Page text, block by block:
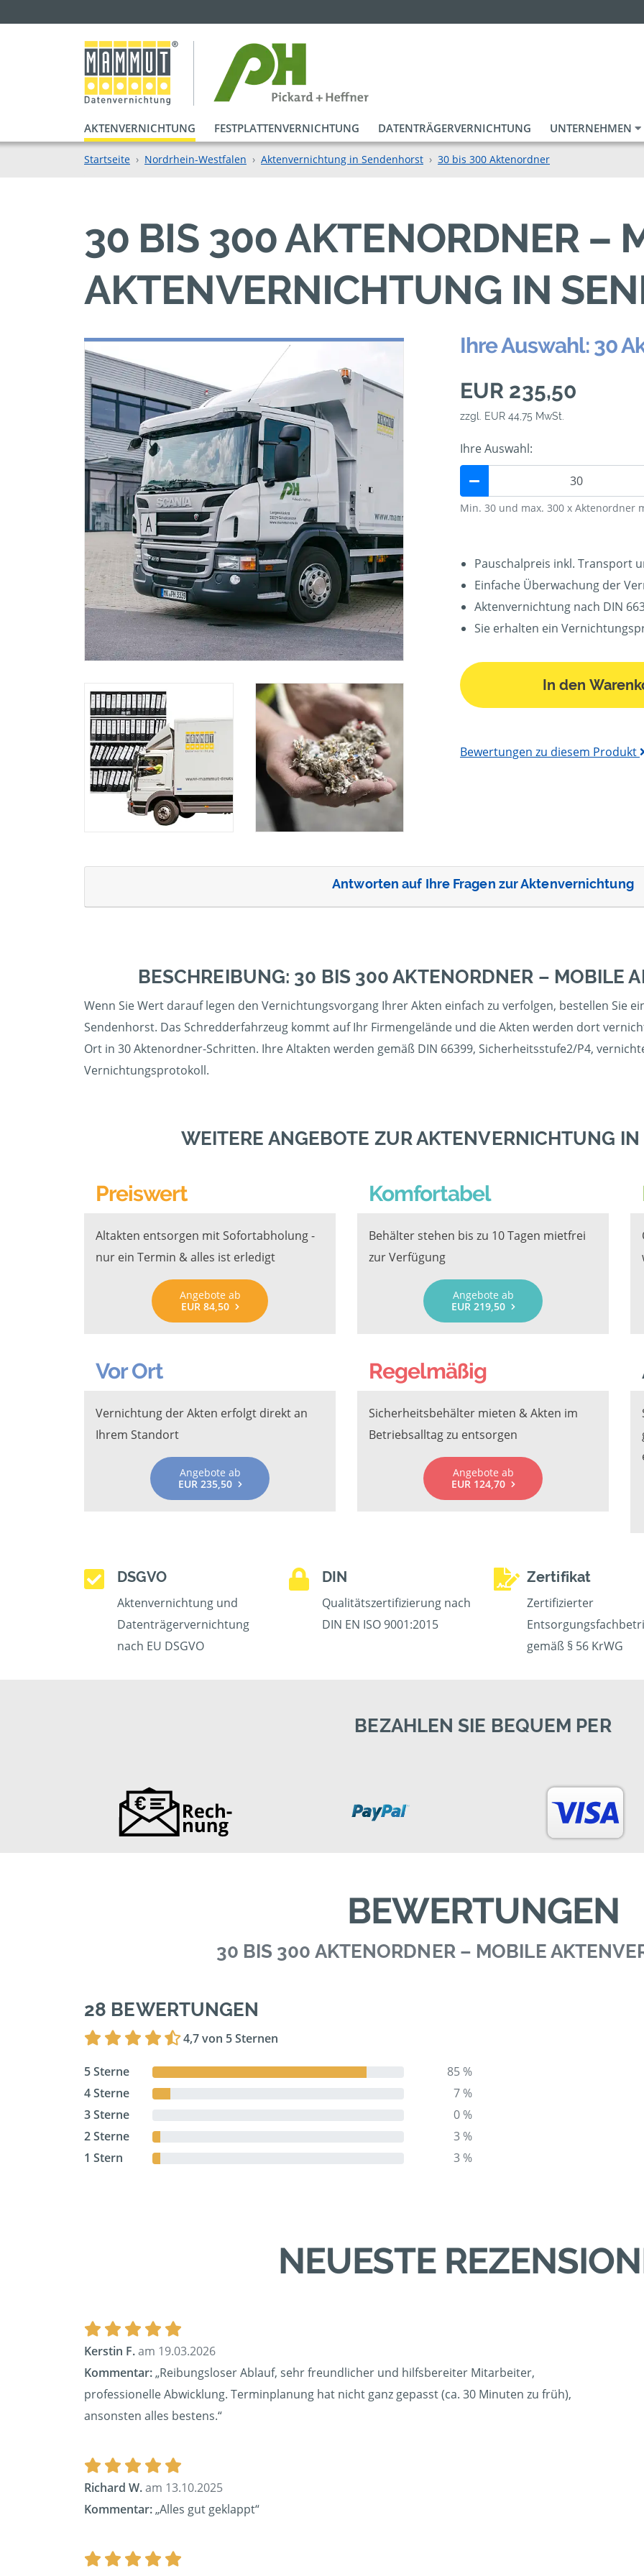
AKTENVERNICHTUNG FESTPLATTENVERNICHTUNG DATENTRÄGERVERNICHTUNG UNTERNEHMEN
Startseite Nordrhein-Westfalen Aktenvernichtung in Sendenhorst 30 bis 300 Aktenordner
30 BIS 300 AKTENORDNER –
AKTENVERNICHTUNG IN
Ihre Auswahl: 30
EUR 235,50
zzgl. EUR 44,75 MwSt.
Ihre Auswahl:
Min. 30 und max. 300 x Aktenordner
Pauschalpreis inkl. Transport
Einfache Überwachung der
Aktenvernichtung nach DIN
Sie erhalten ein
In den
Bewertungen zu diesem Produkt
Antworten auf Ihre Fragen zur Aktenvernichtung
BESCHREIBUNG: 30 BIS 300 AKTENORDNER – MOBILE
Wenn Sie Wert darauf legen den Vernichtungsvorgang Ihrer Akten einfach zu verfolgen, bestellen Sie
Sendenhorst. Das Schredderfahrzeug kommt auf Ihr Firmengelände und die Akten werden dort
Ort in 30 Aktenordner-Schritten. Ihre Altakten werden gemäß DIN 66399, Sicherheitsstufe2/P4,
Vernichtungsprotokoll.
WEITERE ANGEBOTE ZUR AKTENVERNICHTUNG
Preiswert
Altakten entsorgen mit Sofortabholung -
nur ein Termin & alles ist erledigt
Angebote ab
EUR 84,50
Komfortabel
Behälter stehen bis zu 10 Tagen mietfrei
zur Verfügung
Angebote ab
EUR 219,50
Vor Ort
Vernichtung der Akten erfolgt direkt an
Ihrem Standort
Angebote ab
EUR 235,50
Regelmäßig
Sicherheitsbehälter mieten & Akten im
Betriebsalltag zu entsorgen
Angebote ab
EUR 124,70
DSGVO
Aktenvernichtung und
Datenträgervernichtung
nach EU DSGVO
DIN
Qualitätszertifizierung nach
DIN EN ISO 9001:2015
Zertifikat
Zertifizierter
gemäß § 56 KrWG
BEZAHLEN SIE BEQUEM PER
BEWERTUNGEN
30 BIS 300 AKTENORDNER – MOBILE
28 BEWERTUNGEN
4,7 von 5 Sternen
5 Sterne
85 %
4 Sterne
7 %
3 Sterne
0 %
2 Sterne
3 %
1 Stern
3 %
NEUESTE
Kerstin F.am 19.03.2026
Kommentar:„Reibungsloser Ablauf, sehr freundlicher und hilfsbereiter Mitarbeiter,
professionelle Abwicklung. Terminplanung hat nicht ganz gepasst (ca. 30 Minuten zu früh),
ansonsten alles bestens.“
Richard W.am 13.10.2025
Kommentar:„Alles gut geklappt“